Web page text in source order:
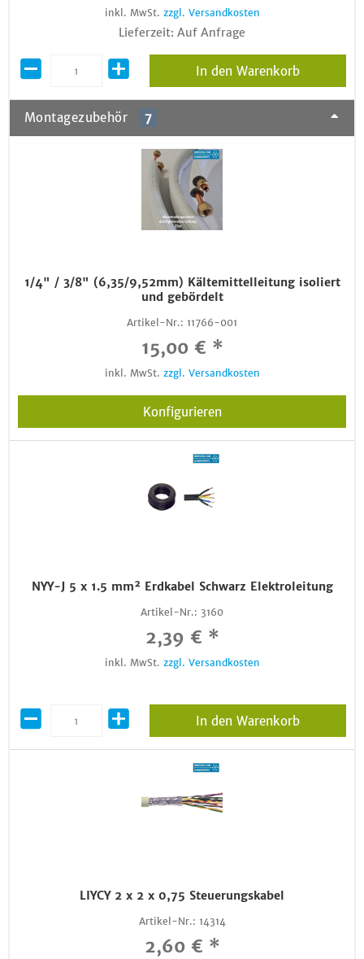
inkl. MwSt. zzgl. Versandkosten
Lieferzeit: Auf Anfrage
In den Warenkorb
Montagezubehör 7
1/4" / 3/8" (6,35/9,52mm) Kältemittelleitung isoliert
und gebördelt
Artikel-Nr.: 11766-001
15,00 € *
inkl. MwSt. zzgl. Versandkosten
Konfigurieren
NYY-J 5 x 1.5 mm² Erdkabel Schwarz Elektroleitung
Artikel-Nr.: 3160
2,39 € *
inkl. MwSt. zzgl. Versandkosten
In den Warenkorb
LIYCY 2 x 2 x 0,75 Steuerungskabel
Artikel-Nr.: 14314
2,60 € *